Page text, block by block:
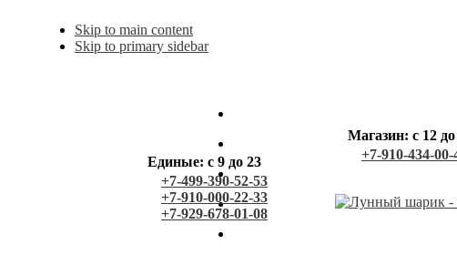
Skip to main content
Skip to primary sidebar
Единые: с 9 до 23
+7-499-390-52-53
+7-910-000-22-33
+7-929-678-01-08
Магазин: с 12
+7-910-434-00-